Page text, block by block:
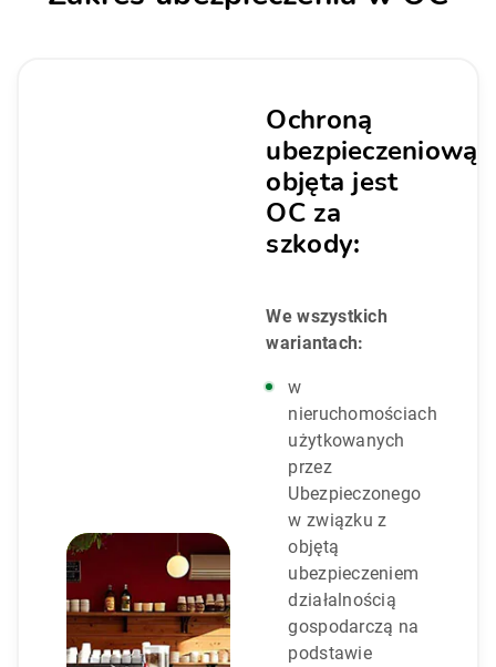
Ochroną
ubezpieczeniową
objęta jest
OC za
szkody:
We wszystkich
wariantach:
w
nieruchomościach
użytkowanych
przez
Ubezpieczonego
w związku z
objętą
ubezpieczeniem
działalnością
gospodarczą na
podstawie